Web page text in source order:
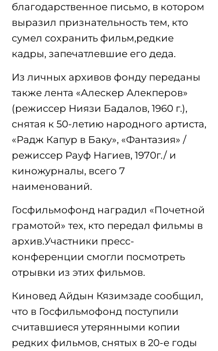
благодарственное письмо, в котором
выразил признательность тем, кто
сумел сохранить фильм,редкие
кадры, запечатлевшие его деда.
Из личных архивов фонду переданы
также лента «Алескер Алекперов»
(режиссер Ниязи Бадалов, 1960 г.),
снятая к 50-летию народного артиста,
«Радж Капур в Баку», «Фантазия» /
режиссер Рауф Нагиев, 1970г./ и
киножурналы, всего 7
наименований.
Госфильмофонд наградил «Почетной
грамотой» тех, кто передал фильмы в
архив.Участники пресс-
конференции смогли посмотреть
отрывки из этих фильмов.
Киновед Айдын Кязимзаде сообщил,
что в Госфильмофонд поступили
считавшиеся утерянными копии
редких фильмов, снятых в 20-е годы